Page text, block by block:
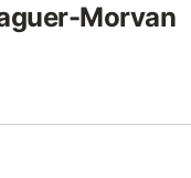
Morvan